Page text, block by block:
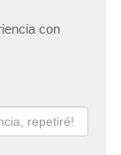
con